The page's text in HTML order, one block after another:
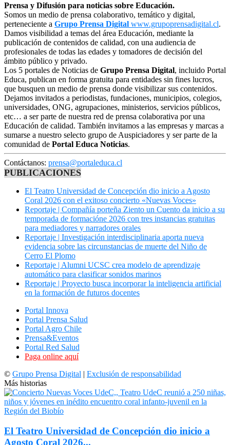
Prensa y Difusión para noticias sobre Educación.
Somos un medio de prensa colaborativo, temático y digital,
perteneciente a Grupo Prensa Digital www.grupoprensadigital.cl.
Damos visibilidad a temas del área Educación, mediante la
publicación de contenidos de calidad, con una audiencia de
profesionales de todas las edades y tomadores de decisión del
ámbito público y privado.
Los 5 portales de Noticias de Grupo Prensa Digital, incluido Portal
Educa, publican en forma gratuita para entidades sin fines lucros,
que busquen un medio de prensa donde visibilizar sus contenidos.
Dejamos invitados a periodistas, fundaciones, municipios, colegios,
universidades, ONG, agrupaciones, ministerios, servicios públicos,
etc… a ser parte de nuestra red de prensa colaborativa por una
Educación de calidad. También invitamos a las empresas y marcas a
sumarse a nuestro selecto grupo de Auspiciadores y ser parte de la
comunidad de Portal Educa Noticias.
Contáctanos: prensa@portaleduca.cl
PUBLICACIONES
El Teatro Universidad de Concepción dio inicio a Agosto
Coral 2026 con el exitoso concierto «Nuevas Voces»
Reportaje | Compañía porteña Ziento un Cuento da inicio a su
temporada de formacióne 2026 con tres instancias gratuitas
para mediadores y narradores orales
Reportaje | Investigación interdisciplinaria aporta nueva
evidencia sobre las circunstancias de muerte del Niño de
Cerro El Plomo
Reportaje | Alumni UCSC crea modelo de aprendizaje
automático para clasificar sonidos marinos
Reportaje | Proyecto busca incorporar la inteligencia artificial
en la formación de futuros docentes
Portal Innova
Portal Prensa Salud
Portal Agro Chile
Prensa&Eventos
Portal Red Salud
Paga online aquí
© Grupo Prensa Digital | Exclusión de responsabilidad
Más historias
El Teatro Universidad de Concepción dio inicio a
Agosto Coral 2026...